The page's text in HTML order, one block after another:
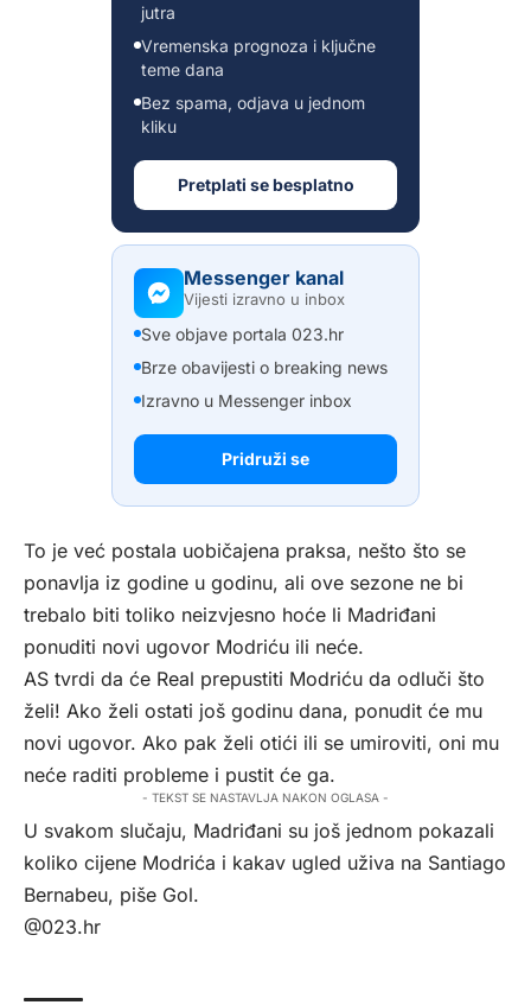
jutra
Vremenska prognoza i ključne
teme dana
Bez spama, odjava u jednom
kliku
Pretplati se besplatno
Messenger kanal
Vijesti izravno u inbox
Sve objave portala 023.hr
Brze obavijesti o breaking news
Izravno u Messenger inbox
Pridruži se
To je već postala uobičajena praksa, nešto što se
ponavlja iz godine u godinu, ali ove sezone ne bi
trebalo biti toliko neizvjesno hoće li Madriđani
ponuditi novi ugovor Modriću ili neće.
AS tvrdi da će Real prepustiti Modriću da odluči što
želi! Ako želi ostati još godinu dana, ponudit će mu
novi ugovor. Ako pak želi otići ili se umiroviti, oni mu
neće raditi probleme i pustit će ga.
- TEKST SE NASTAVLJA NAKON OGLASA -
U svakom slučaju, Madriđani su još jednom pokazali
koliko cijene Modrića i kakav ugled uživa na Santiago
Bernabeu, piše Gol.
@023.hr